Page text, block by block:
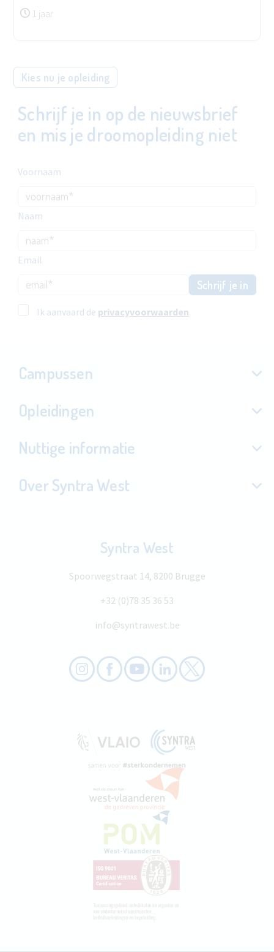
1 jaar
Kies nu je opleiding
Schrijf je in op de nieuwsbrief
en mis je droomopleiding niet
Voornaam
Naam
Email
Schrijf je in
Ik aanvaard de privacyvoorwaarden.
Campussen
Opleidingen
Nuttige informatie
Over Syntra West
Syntra West
Spoorwegstraat 14, 8200 Brugge
+32 (0)78 35 36 53
info@syntrawest.be